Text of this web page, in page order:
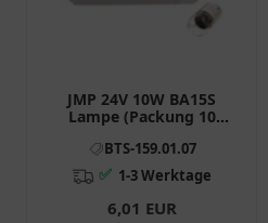
JMP 24V 10W BA15S
Lampe (Packung 10
BTS-159.01.07
✅ 1-3 Werktage
6,01 EUR